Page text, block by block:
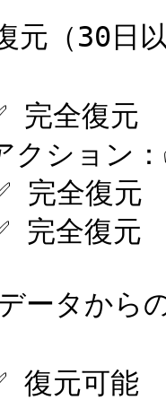
（30日
完全復元
ション：
完全復元
完全復元
ータから
復元可能